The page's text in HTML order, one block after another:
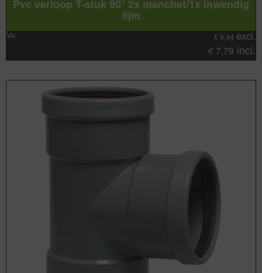
Pvc verloop T-stuk 90° 2x manchet/1x inwendig
lijm
Va: € 6,44 excl.
€ 7,79 incl.